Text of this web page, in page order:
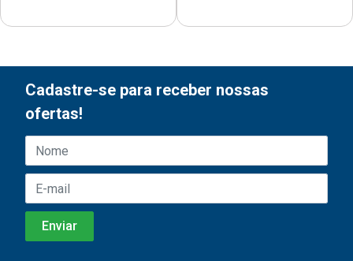
Cadastre-se para receber nossas
ofertas!